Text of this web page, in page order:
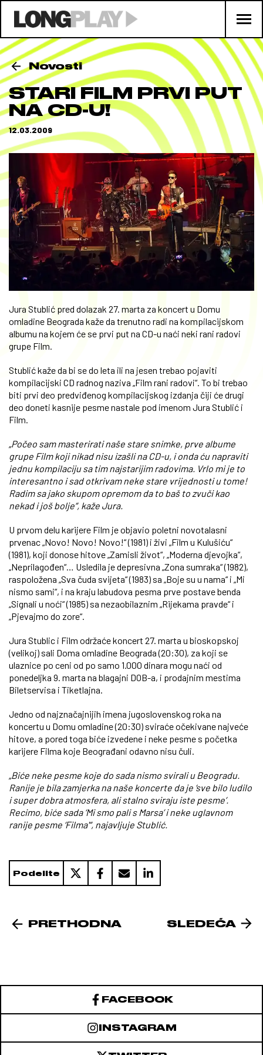
Novosti
STARI FILM PRVI PUT
NA CD-U!
12.03.2009
Jura Stublić pred dolazak 27. marta za koncert u Domu
omladine Beograda kaže da trenutno radi na kompilacijskom
albumu na kojem će se prvi put na CD-u naći neki rani radovi
grupe Film.
Stublić kaže da bi se do leta ili na jesen trebao pojaviti
kompilacijski CD radnog naziva „Film rani radovi“. To bi trebao
biti prvi deo predviđenog kompilacijskog izdanja čiji će drugi
deo doneti kasnije pesme nastale pod imenom Jura Stublić i
Film.
„Počeo sam masterirati naše stare snimke, prve albume
grupe Film koji nikad nisu izašli na CD-u, i onda ću napraviti
jednu kompilaciju sa tim najstarijim radovima. Vrlo mi je to
interesantno i sad otkrivam neke stare vrijednosti u tome!
Radim sa jako skupom opremom da to baš to zvuči kao
nekad i još bolje“, kaže Jura.
U prvom delu karijere Film je objavio poletni novotalasni
prvenac „Novo! Novo! Novo!“ (1981) i živi „Film u Kulušiću“
(1981), koji donose hitove „Zamisli život“, „Moderna djevojka“,
„Neprilagođen“… Usledila je depresivna „Zona sumraka“ (1982),
raspoložena „Sva čuda svijeta“ (1983) sa „Boje su u nama“ i „Mi
nismo sami“, i na kraju labudova pesma prve postave benda
„Signali u noći“ (1985) sa nezaobilaznim „Rijekama pravde“ i
„Pjevajmo do zore“.
Jura Stublic i Film održaće koncert 27. marta u bioskopskoj
(velikoj) sali Doma omladine Beograda (20:30), za koji se
ulaznice po ceni od po samo 1.000 dinara mogu naći od
ponedeljka 9. marta na blagajni DOB-a, i prodajnim mestima
Biletservisa i Tiketlajna.
Jedno od najznačajnijih imena jugoslovenskog roka na
koncertu u Domu omladine (20:30) sviraće očekivane najveće
hitove, a pored toga biće izvedene i neke pesme s početka
karijere Filma koje Beograđani odavno nisu čuli.
„Biće neke pesme koje do sada nismo svirali u Beogradu.
Ranije je bila zamjerka na naše koncerte da je ‘sve bilo ludilo
i super dobra atmosfera, ali stalno sviraju iste pesme’.
Recimo, biće sada ‘Mi smo pali s Marsa’ i neke uglavnom
ranije pesme ‘Filma'“, najavljuje Stublić.
Podelite
PRETHODNA SLEDEĆA
FACEBOOK
INSTAGRAM